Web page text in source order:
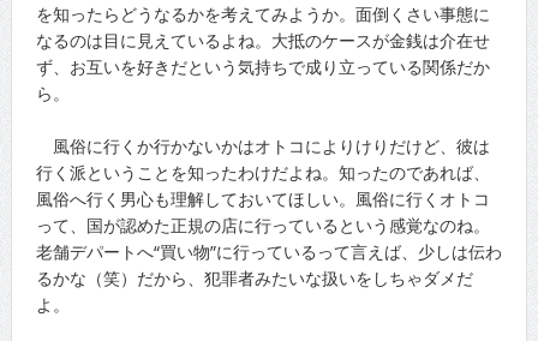
を知ったらどうなるかを考えてみようか。面倒くさい事態に
なるのは目に見えているよね。大抵のケースが金銭は介在せ
ず、お互いを好きだという気持ちで成り立っている関係だか
ら。
風俗に行くか行かないかはオトコによりけりだけど、彼は
行く派ということを知ったわけだよね。知ったのであれば、
風俗へ行く男心も理解しておいてほしい。風俗に行くオトコ
って、国が認めた正規の店に行っているという感覚なのね。
老舗デパートへ“買い物”に行っているって言えば、少しは伝わ
るかな（笑）だから、犯罪者みたいな扱いをしちゃダメだ
よ。